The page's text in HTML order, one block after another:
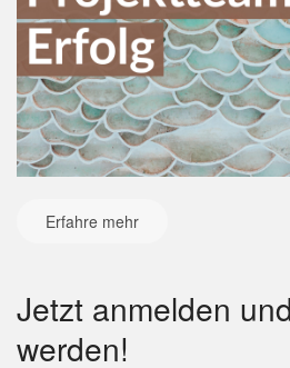
Erfahre mehr
Jetzt anmelden
werden!